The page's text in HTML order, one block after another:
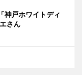
神戸ホワイトディ
さん